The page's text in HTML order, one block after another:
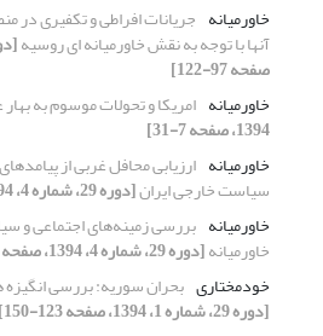
خاورمیانه جریانات افراطی و تکفیری در
آنها با توجه به نقش خاورمیانه ای روسیه
صفحه 97-122]
خاورمیانه امریکا و تحولات موسوم به
1394، صفحه 7-31]
خاورمیانه ارزیابی محافل غربی از
سیاست خارجی ایران[دوره 29، شماره 4، 1394، صفحه 7-26]
خاورمیانه بررسی زمینه‌های اجتماعی و
خاورمیانه[دوره 29، شماره 4، 1394، صفحه 27-50]
خودمختاری بحران سوریه: بررسی انگیزه
[دوره 29، شماره 1، 1394، صفحه 123-150]